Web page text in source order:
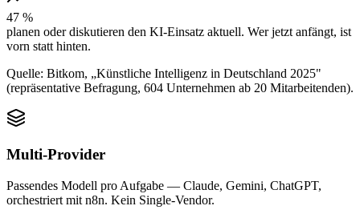
47 %
planen oder diskutieren den KI-Einsatz aktuell. Wer jetzt anfängt, ist
vorn statt hinten.
Quelle: Bitkom, „Künstliche Intelligenz in Deutschland 2025"
(repräsentative Befragung, 604 Unternehmen ab 20 Mitarbeitenden).
Multi-Provider
Passendes Modell pro Aufgabe — Claude, Gemini, ChatGPT,
orchestriert mit n8n. Kein Single-Vendor.